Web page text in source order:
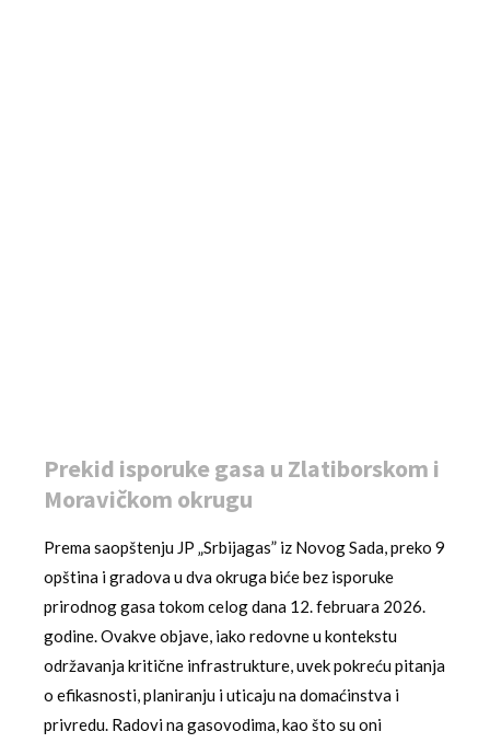
Prekid isporuke gasa u Zlatiborskom i
Moravičkom okrugu
Prema saopštenju JP „Srbijagas” iz Novog Sada, preko 9
opština i gradova u dva okruga biće bez isporuke
prirodnog gasa tokom celog dana 12. februara 2026.
godine. Ovakve objave, iako redovne u kontekstu
održavanja kritične infrastrukture, uvek pokreću pitanja
o efikasnosti, planiranju i uticaju na domaćinstva i
privredu. Radovi na gasovodima, kao što su oni